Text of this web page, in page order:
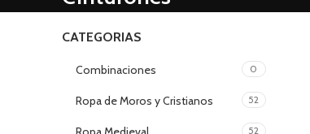
CATEGORIAS
Combinaciones 0
Ropa de Moros y Cristianos 52
52